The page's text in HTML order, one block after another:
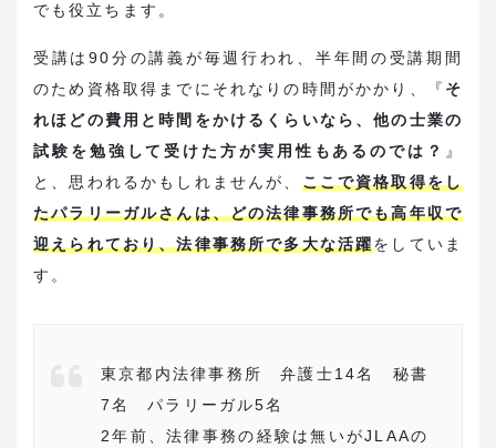
でも役立ちます。
受講は90分の講義が毎週行われ、半年間の受講期間
のため資格取得までにそれなりの時間がかかり、『 そ
れほどの費用と時間をかけるくらいなら、他の士業の
試験を勉強して受けた方が実用性もあるのでは？ 』
と、思われるかもしれませんが、 ここで資格取得をし
たパラリーガルさんは、どの法律事務所でも高年収で
迎えられており、法律事務所で多大な活躍をしていま
す。
東京都内法律事務所 弁護士14名 秘書
7名 パラリーガル5名
2年前、法律事務の経験は無いがJLAAの